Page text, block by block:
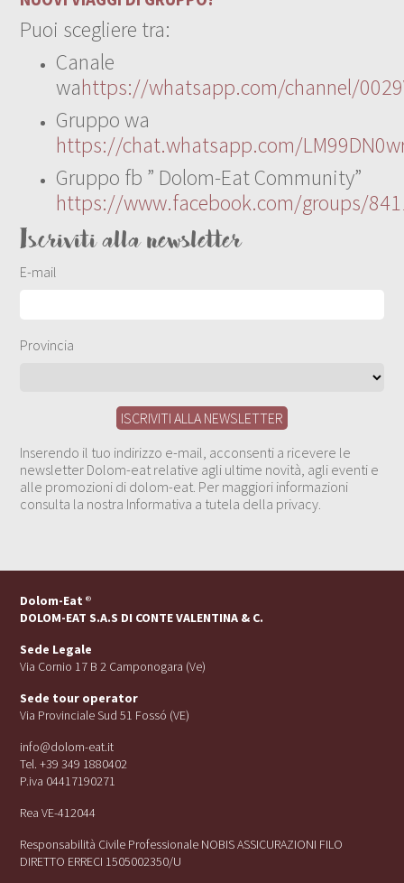
Puoi scegliere tra:
Canale
wahttps://whatsapp.com/channel/
Gruppo wa
https://chat.whatsapp.com/
Gruppo fb ” Dolom-Eat Community”
https://www.facebook.com/groups/
Iscriviti alla newsletter
E-mail
Provincia
Inserendo il tuo indirizzo e-mail, acconsenti a ricevere le
newsletter Dolom-eat relative agli ultime novità, agli eventi e
alle promozioni di dolom-eat. Per maggiori informazioni
consulta la nostra Informativa a tutela della privacy.
Dolom-Eat ®
DOLOM-EAT S.A.S DI CONTE VALENTINA & C.
Sede Legale
Via Cornio 17 B 2 Camponogara (Ve)
Sede tour operator
Via Provinciale Sud 51 Fossó (VE)
info@dolom-eat.it
Tel. +39 349 1880402
P.iva 04417190271
Rea VE-412044
Responsabilità Civile Professionale NOBIS ASSICURAZIONI FILO
DIRETTO ERRECI 1505002350/U